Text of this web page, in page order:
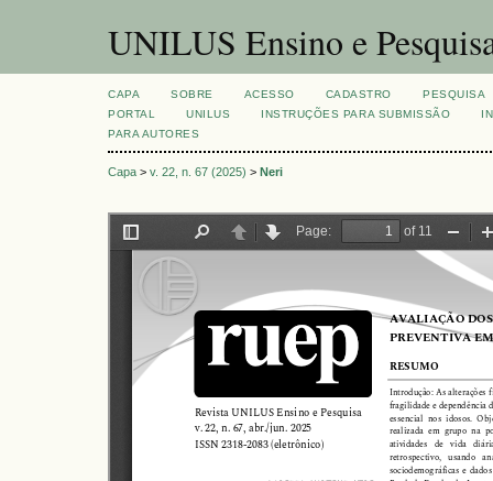
UNILUS Ensino e
CAPA SOBRE ACESSO CADASTRO
PESQUISA
PORTAL
UNILUS INSTRUÇÕES PARA SUBMISSÃO
PARA AUTORES
Capa > v. 22, n. 67 (2025) > Neri